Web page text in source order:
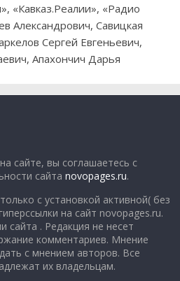
«Кавказ.Реалии», «Радио
Александрович, Савицкая
Сергей Евгеньевич,
Апахончич Дарья
сайте, вы соглашаетесь с
сайтаnovopages.ru.
с установкой активной( без
на сайт novopages.ru.
сайта . Редакция не несет
комментариев. Мнение
с мнением авторов. Все
их владельцам.